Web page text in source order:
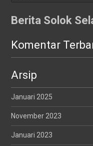
Berita Solok
Komentar
Arsip
Januari 2025
November 2023
Januari 2023